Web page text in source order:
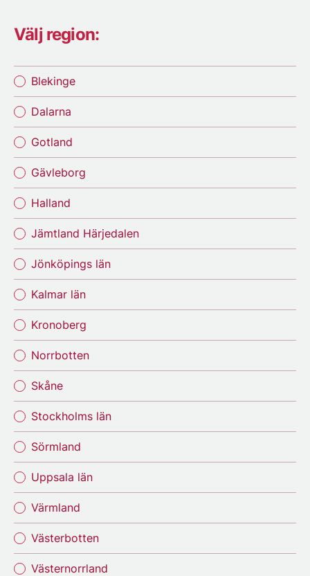
Välj region:
Blekinge
Dalarna
Gotland
Gävleborg
Halland
Jämtland Härjedalen
Jönköpings län
Kalmar län
Kronoberg
Norrbotten
Skåne
Stockholms län
Sörmland
Uppsala län
Värmland
Västerbotten
Västernorrland